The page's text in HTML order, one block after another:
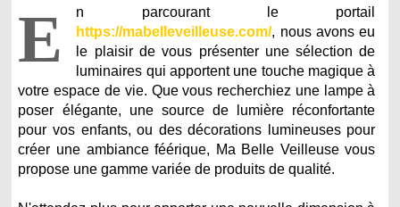
E
n parcourant le portail
https://mabelleveilleuse.com/, nous avons eu
le plaisir de vous présenter une sélection de
luminaires qui apportent une touche magique à
votre espace de vie. Que vous recherchiez une lampe à
poser élégante, une source de lumière réconfortante
pour vos enfants, ou des décorations lumineuses pour
créer une ambiance féérique, Ma Belle Veilleuse vous
propose une gamme variée de produits de qualité.